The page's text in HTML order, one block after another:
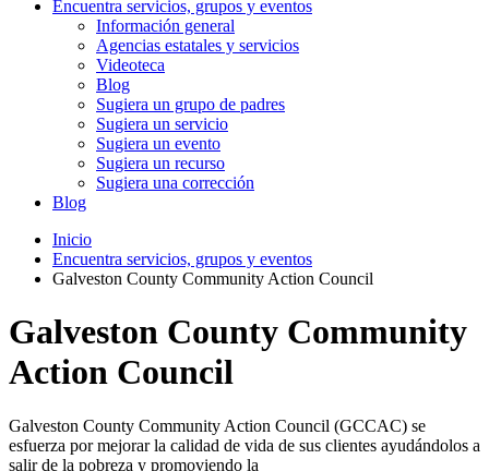
Encuentra servicios, grupos y eventos
Información general
Agencias estatales y servicios
Videoteca
Blog
Sugiera un grupo de padres
Sugiera un servicio
Sugiera un evento
Sugiera un recurso
Sugiera una corrección
Blog
Inicio
Encuentra servicios, grupos y eventos
Galveston County Community Action Council
Galveston County Community
Action Council
Galveston County Community Action Council (GCCAC) se
esfuerza por mejorar la calidad de vida de sus clientes ayudándolos a
salir de la pobreza y promoviendo la